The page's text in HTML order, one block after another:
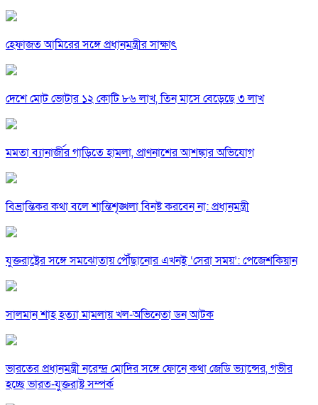
হেফাজত আমিরের সঙ্গে প্রধানমন্ত্রীর সাক্ষাৎ
দেশে মোট ভোটার ১২ কোটি ৮৬ লাখ, তিন মাসে বেড়েছে ৩ লাখ
মমতা ব্যানার্জীর গাড়িতে হামলা, প্রাণনাশের আশঙ্কার অভিযোগ
বিভ্রান্তিকর কথা বলে শান্তিশৃঙ্খলা বিনষ্ট করবেন না: প্রধানমন্ত্রী
যুক্তরাষ্ট্রের সঙ্গে সমঝোতায় পৌঁছানোর এখনই ‘সেরা সময়’: পেজেশকিয়ান
সালমান শাহ হত্যা মামলায় খল-অভিনেতা ডন আটক
ভারতের প্রধানমন্ত্রী নরেন্দ্র মোদির সঙ্গে ফোনে কথা জেডি ভ্যান্সের, গভীর
হচ্ছে ভারত-যুক্তরাষ্ট্র সম্পর্ক